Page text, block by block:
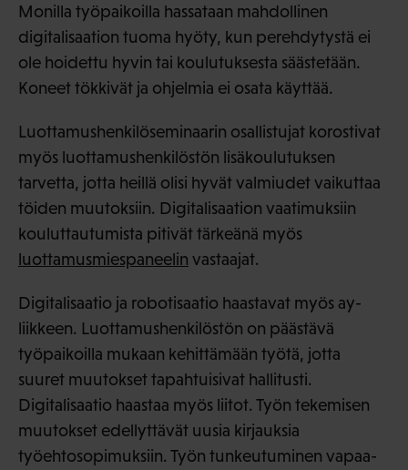
Monilla työpaikoilla hassataan mahdollinen
digitalisaation tuoma hyöty, kun perehdytystä ei
ole hoidettu hyvin tai koulutuksesta säästetään.
Koneet tökkivät ja ohjelmia ei osata käyttää.
Luottamushenkilöseminaarin osallistujat korostivat
myös luottamushenkilöstön lisäkoulutuksen
tarvetta, jotta heillä olisi hyvät valmiudet vaikuttaa
töiden muutoksiin. Digitalisaation vaatimuksiin
kouluttautumista pitivät tärkeänä myös
luottamusmiespaneelin vastaajat.
Digitalisaatio ja robotisaatio haastavat myös ay-
liikkeen. Luottamushenkilöstön on päästävä
työpaikoilla mukaan kehittämään työtä, jotta
suuret muutokset tapahtuisivat hallitusti.
Digitalisaatio haastaa myös liitot. Työn tekemisen
muutokset edellyttävät uusia kirjauksia
työehtosopimuksiin. Työn tunkeutuminen vapaa-